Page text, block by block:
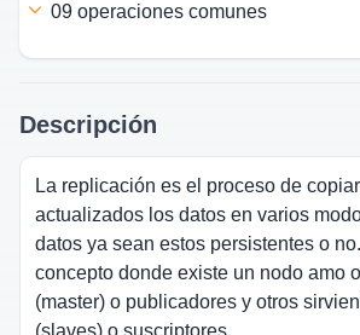
09 operaciones comunes
Descripción
La replicación es el proceso de
actualizados los datos en varios
datos ya sean estos persistentes o
concepto donde existe un nodo amo
(master) o publicadores y otros
(slaves) o suscriptores.